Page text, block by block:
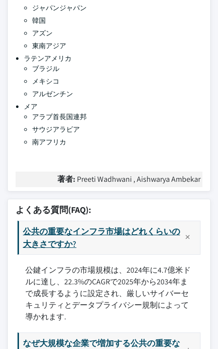
ジャパンジャパン
韓国
アズン
東南アジア
ラテンアメリカ
ブラジル
メキシコ
アルゼンチン
メア
アラブ首長国連邦
サウジアラビア
南アフリカ
著者: Preeti Wadhwani , Aishwarya Ambekar
よくある質問(FAQ):
公共の重要なインフラ市場はどれくらいの
大きさですか?
公鍵インフラの市場規模は、2024年に4.7億米ド
ルに達し、22.3%のCAGRで2025年から2034年ま
で成長するように設定され、厳しいサイバーセ
キュリティとデータプライバシー規制によって
導かれます.
なぜ大規模な企業で増加する公共の重要な